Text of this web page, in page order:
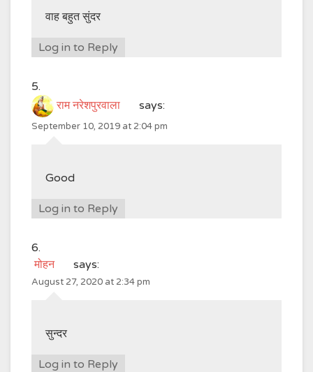
वाह बहुत सुंदर
Log in to Reply
राम नरेशपुरवाला says:
September 10, 2019 at 2:04 pm
Good
Log in to Reply
मोहन says:
August 27, 2020 at 2:34 pm
सुन्दर
Log in to Reply